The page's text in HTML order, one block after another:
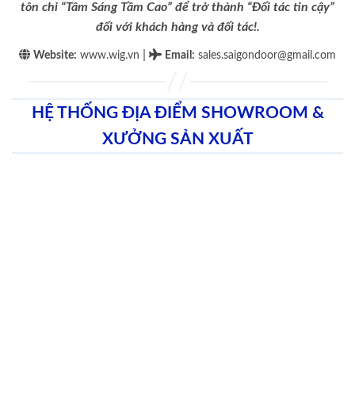
tôn chỉ “Tâm Sáng Tầm Cao” để trở thành “Đối tác tin cậy”
đối với khách hàng và đối tác!.
Website: www.wig.vn Email : sales.saigondoor@gmail.com
HỆ THỐNG ĐỊA ĐIỂM SHOWROOM &
XƯỞNG SẢN XUẤT